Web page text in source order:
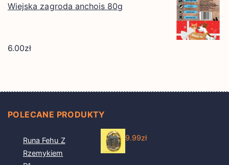
Wiejska zagroda anchois 80g
6.00zł
POLECANE PRODUKTY
Runa Fehu Z
Rzemykiem
9.99zł